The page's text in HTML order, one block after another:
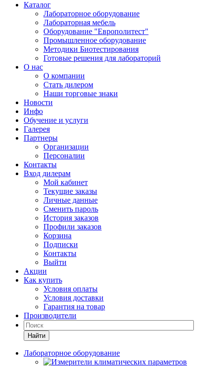
Каталог
Лабораторное оборудование
Лабораторная мебель
Оборудование "Европолитест"
Промышленное оборудование
Методики Биотестирования
Готовые решения для лабораторий
О нас
О компании
Стать дилером
Наши торговые знаки
Новости
Инфо
Обучение и услуги
Галерея
Партнеры
Организации
Персоналии
Контакты
Вход дилерам
Мой кабинет
Текущие заказы
Личные данные
Сменить пароль
История заказов
Профили заказов
Корзина
Подписки
Контакты
Выйти
Акции
Как купить
Условия оплаты
Условия доставки
Гарантия на товар
Производители
Найти
Лабораторное оборудование